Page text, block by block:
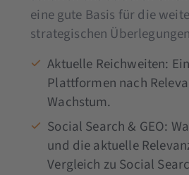
eine gute Basis für die
strategischen
Aktuelle Reichweiten:
Plattformen nach
Wachstum.
Social Search & GEO:
und die aktuelle
Vergleich zu Social